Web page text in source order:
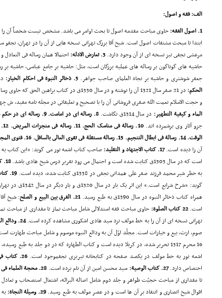
الف: فقه و اصول:
1. اصول الفقه:
حاوى مباحث مقدمه اصول تا بحث اوامر مى باشد. مشخص نیست شخصاً آن را
ابتدا تا مبحث مشتقات اصول است. شیخ آقا بزرگ تهرانى نسخه هایى از آن را در تهران، نجفو
مرعشى نجفى نیز نسخه اى از آن وجود دارد. 3. تعارض الادله:
احتمالا همان رساله فى
حاشیه هاى گوناگون بر رساله هاى عملیه بزرگان است، مثل: حاشیه بر جامع عباسى، حاشیه بر
جعفر شوشترى و حاشیه بر نجاة العلماى صاحب جواهر. 5. ذخائر النبوة فى احکام الخیار:
در
الحکم:
در 21 صفر سال 1321 آن را نوشته و در سال 1330ق در
و حجت الاسلام نعمت الله صفرى فروشانى آن را با تصحیح و تعلیقاتى در مجله نامه مفید، ش
الماء و کیفیة التطهیر: در سال 1314ق نگاشت.
8. رساله اى در امامت. 9. رساله اى در حکم مسافر فى القصر و الاتمام
جزو آثار وى برشمرده اند.
الوقت. 14. رسالة فى ابطال التنجیم. 15. رسالة مستقلة فى تقوى العالى بالسافل. 16. فتوى المجتهد و رجوعه عنه:
آن را دیده است.17. کتاب الاجتهاد و التقلید:
صاحب کتاب اشعه نور مى گوید: «این کتاب
است که در سال 1303ق کتابت شده است و احتمال مى رود تقریر درس شیخ هادى باشد.
18. کتاب الارث:
به خطر شیر محمد فرزند صفر على همدانى نجفى در 1338ق کتابت شده، دیده است.
19. کتاب البیع المبسوط و الخیارات
گوید: «شرح شرایع است.» این اثر یک بار در سال 1320ق و بار دیگر در سال 1342ق در تهران چاپ شده است.
همراه کتاب ذخائر النبوه در سال 1390ق به طبع رسید.
21. الفرق بین البیع و الصلح
: شیخ
است.22 کتاب الصلوة:
حاوى مباحث فقه استدلالى شامل مباحث نماز تا مقدارى از مباحث
تهرانى نسخه اى از آن را به خط مولف نزد سید هادى اشکورى مشاهده کرده است.24. ودائع النبوة:
صوم، ارث، بیع و خیارات است. مجلّد اوّل آن به ودائع النبوه موسوم و شامل مباحث طهارت
16 محرم 1317 تحریر شده، در کربلا دیده است و کتاب الطهارة که در دو جلد به طبع رسیده، همین اثر است.
اشعه نور به خط مولف در یکصد صفحه در کتابخانه تبریزى نجفموجود است.26. کتاب فى الغنا:
اختصاص دارد.27. کتاب الوصیة: سید محسن امین از آن نام برده است. 28. محجة العلماء فى الادلة العقلیة:
تا مقدارى از مباحث حجیّت ظواهر و جلد دوم شامل اصالة البرائه، اشتغال استصحاب و تعادل
اقوال شیخ انصارى و انتقاد بر آن ها است و در عصر مولف به طبع رسید.29. وسیلة النجاة: